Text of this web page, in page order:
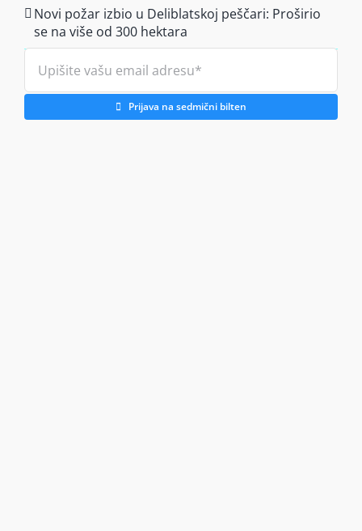
Novi požar izbio u Deliblatskoj peščari: Proširio
se na više od 300 hektara
Prijava na sedmični bilten